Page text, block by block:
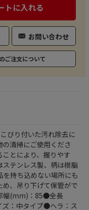
トに入れる
お問い合わせ
ご注文について
びり付いた汚れ除去に
清掃にご使用くださ
とにより、握りやす
テンレス製、柄は樹脂
持ち込めない場所にも
、吊り下げて保管がで
幅(mm)：85●全長
：中タイプ●ヘラ：ス